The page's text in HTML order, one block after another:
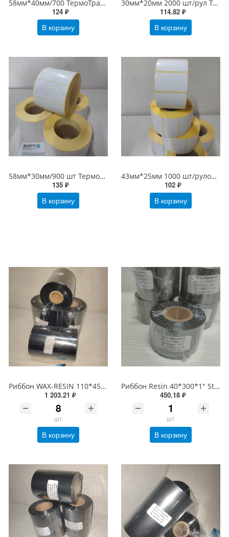
58мм*40мм/700 ТермоТрансферные этикетки ПолуГлянец 58х40 Бумага
124 ₽
В корзину
30мм*20мм 2000 шт/рул ТермоТрансферные этикетки ПолуГлянец 30х20 Бумага 30*20
114.82 ₽
В корзину
58мм*30мм/900 шт ТермоТрансферные этикетки ПолуГлянец 58х30 Бумага
135 ₽
В корзину
43мм*25мм 1000 шт/рулоне ТермоТрансферные этикетки ПолуГлянец 43х25 Бумага
102 ₽
В корзину
Риббон WAX-RESIN 110*450 OUT Черный
1 203.21 ₽
шт
В корзину
Риббон Resin 40*300*1" Standart OUT Черный
450.18 ₽
шт
В корзину